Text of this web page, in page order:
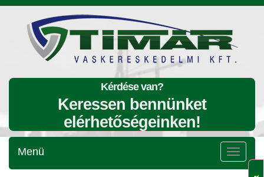
Kérdése van?
Keressen bennünket
elérhetőségeinken!
Menü
Menü